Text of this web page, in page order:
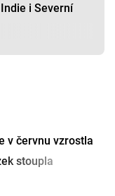
i Severní
v červnu vzrostla
stoupla